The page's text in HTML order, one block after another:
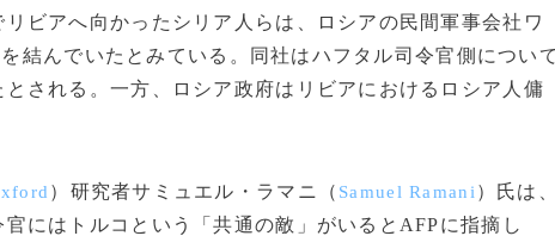
ビアへ向かったシリア人らは、ロシアの民間軍事会社ワ
結んでいたとみている。同社はハフタル司令官側につい
される。一方、ロシア政府はリビアにおけるロシア人傭
）研究者サミュエル・ラマニ（ Samuel Ramani ）氏は
にはトルコという「共通の敵」がいるとAFPに指摘し